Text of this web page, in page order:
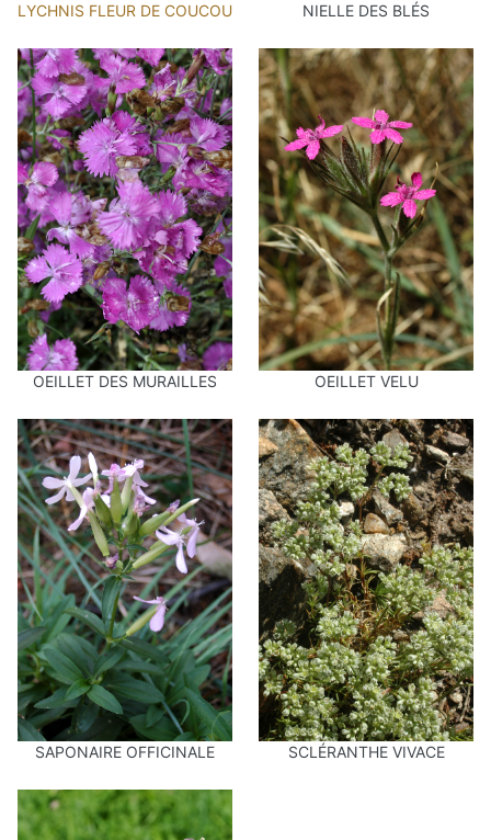
LYCHNIS FLEUR DE COUCOU NIELLE DES BLÉS
OEILLET DES MURAILLES OEILLET VELU
SAPONAIRE OFFICINALE SCLÉRANTHE VIVACE